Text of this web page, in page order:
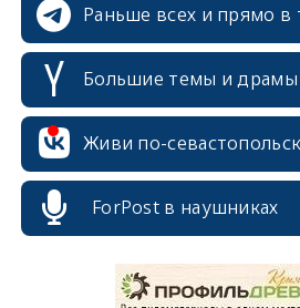
Раньше всех и прямо в
Большие темы и драмы
Живи по-
ForPost в наушниках